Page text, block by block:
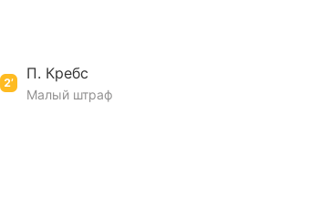
2’
П. Кребс
Малый штраф